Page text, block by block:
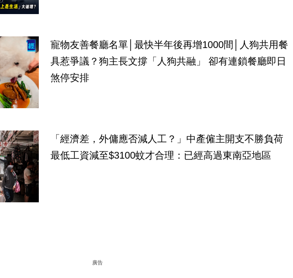
寵物友善餐廳名單│最快半年後再增1000間│人狗共用餐
具惹爭議？狗主長文撐「人狗共融」 卻有連鎖餐廳即日
煞停安排
「經濟差，外傭應否減人工？」中產僱主開支不勝負荷
最低工資減至$3100蚊才合理：已經高過東南亞地區
廣告